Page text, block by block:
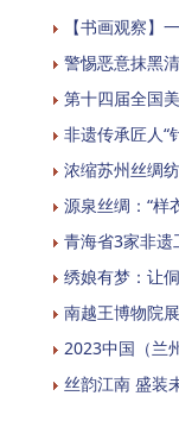
【书画观察】
警惕恶意抹黑
第十四届全国
非遗传承匠人“
浓缩苏州丝绸
源泉丝绸：“样
青海省3家非遗
绣娘有梦：让
南越王博物院
2023中国（兰
丝韵江南 盛装